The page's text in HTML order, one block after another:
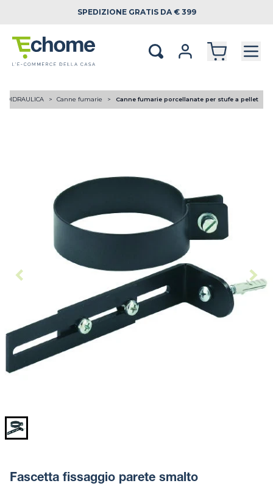
SPEDIZIONE GRATIS DA € 399
Canne fumarie Canne fumarie porcellanate per stufe a pellet
Fascetta fissaggio parete smalto